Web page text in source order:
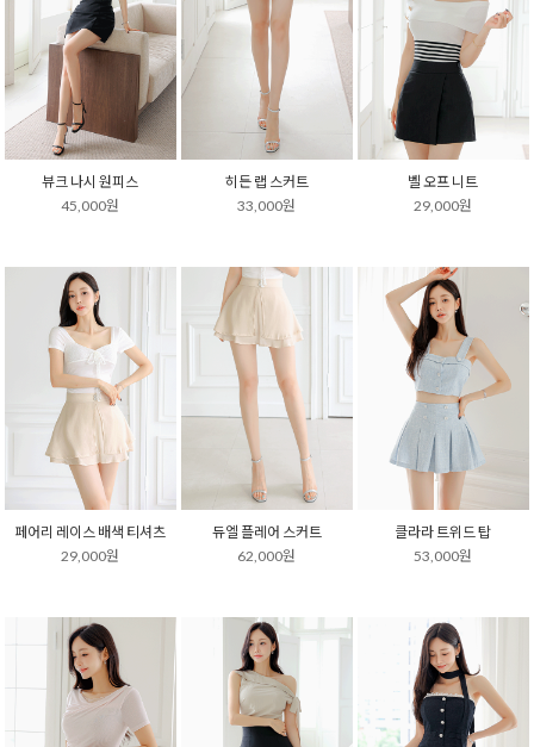
뷰크 나시 원피스
45,000원
히든 랩 스커트
33,000원
벨 오프 니트
29,000원
페어리 레이스 배색 티셔츠
29,000원
듀엘 플레어 스커트
62,000원
클라라 트위드 탑
53,000원